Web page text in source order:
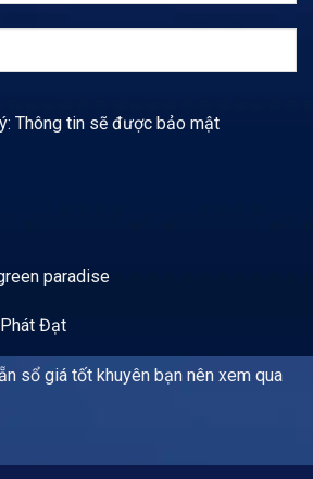
Thông tin sẽ được bảo mật
paradise
Đạt
sổ giá tốt khuyên bạn nên xem qua